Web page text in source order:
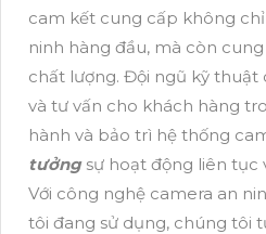
cam kết cung cấp không
ninh hàng đầu, mà còn
chất lượng. Đội ngũ kỹ thuật
và tư vấn cho khách hàng
hành và bảo trì hệ thống
tưởngsự hoạt động liên tục
Với công nghệ camera an
tôi đang sử dụng, chúng tôi